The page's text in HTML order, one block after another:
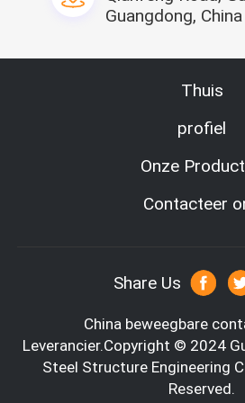
1.Calculation van vloerlading
(1) Bodembevloering
Dode Ladingswaarde 0,4 kN/m2
Dode Ladingswaarde 0,3 kN/m2
Live Load Value 0,5 kN/m2
Guangdong, China
Thuis
profiel
Onze
Contacteer
Share Us
China beweegbare
Leverancier.Copyright © 2024
Steel Structure Engineering
Reserved.